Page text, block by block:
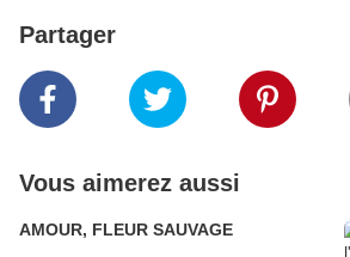
Partager
Vous aimerez aussi
AMOUR, FLEUR SAUVAGE